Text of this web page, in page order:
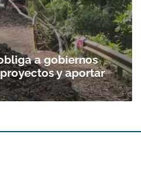
a gobiernos
y aportar